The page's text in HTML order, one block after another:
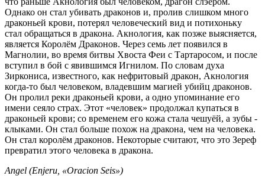
Однако он стал убивать драконов и, пролив слишком много
драконьей крови, потерял человеческий вид и потихоньку
стал обращаться в дракона. Акнология, как позже выясняется,
является Королём Драконов. Через семь лет появился в
Магнолии, во время битвы Хвоста Феи с Тартаросом, и после
вступил в бой с явившимся Игнилом. По словам духа
Зиркониса, известного, как нефритовый дракон, Акнология
когда-то был человеком, владевшим магией убийц драконов.
Он пролил реки драконьей крови, а одно упоминание его
имени сеяло страх. Этот «человек» продолжал купаться в
драконьей крови; со временем его кожа стала чешуёй, а зубы -
клыками. Он стал больше похож на дракона, чем на человека.
Он стал королём драконов. Некоторые считают, что это Зереф
превратил этого человека в дракона.
Angel (Enjeru, «Oracion Seis»)